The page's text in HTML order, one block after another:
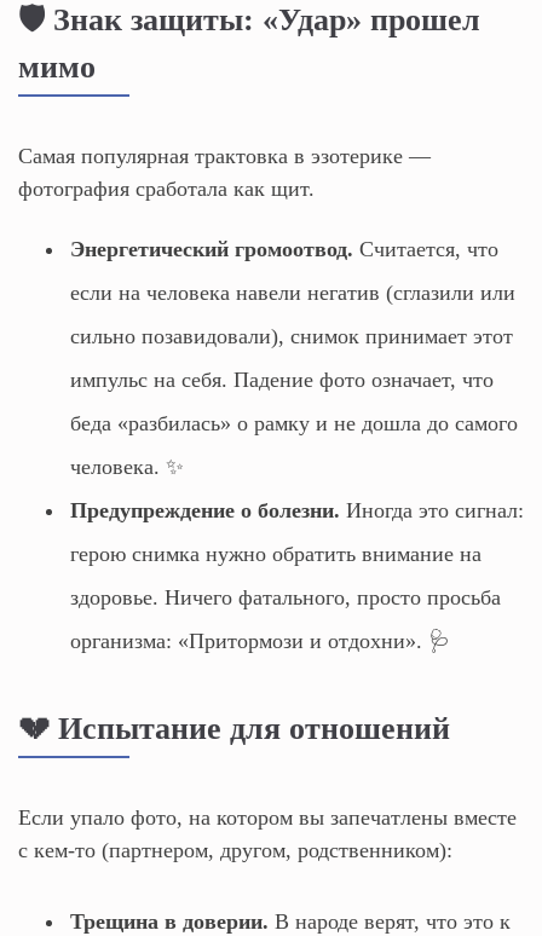
🛡️ Знак защиты: «Удар» прошел
мимо
Самая популярная трактовка в эзотерике —
фотография сработала как щит.
Энергетический громоотвод. Считается, что
если на человека навели негатив (сглазили или
сильно позавидовали), снимок принимает этот
импульс на себя. Падение фото означает, что
беда «разбилась» о рамку и не дошла до самого
человека. ✨
Предупреждение о болезни. Иногда это сигнал:
герою снимка нужно обратить внимание на
здоровье. Ничего фатального, просто просьба
организма: «Притормози и отдохни». 🩺
💔 Испытание для отношений
Если упало фото, на котором вы запечатлены вместе
с кем-то (партнером, другом, родственником):
Трещина в доверии. В народе верят, что это к